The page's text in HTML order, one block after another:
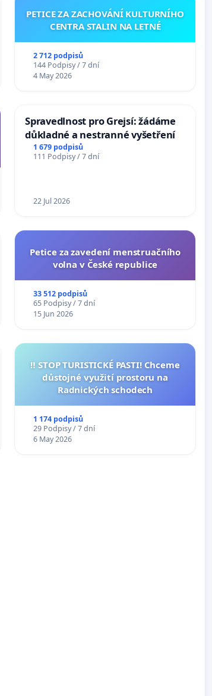
PETICE ZA ZACHOVÁNÍ KULTURNÍHO
CENTRA STALIN NA LETNÉ
2 712 podpisů
144 Podpisy / 7 dní
4 May 2026
Spravedlnost pro Grejsí: žádáme
důkladné a nestranné vyšetření
1 679 podpisů
111 Podpisy / 7 dní
22 Jul 2026
Petice za zavedení menstruačního
volna v České republice
33 512 podpisů
65 Podpisy / 7 dní
15 Jun 2026
‼️ STOP TURISTICKÉ PASTI! Chceme
důstojné využití prostoru na
Radnických schodech
1 174 podpisů
29 Podpisy / 7 dní
6 May 2026